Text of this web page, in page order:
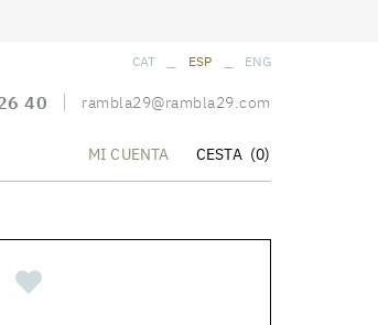
CAT ESP ENG
40 rambla29@rambla29.com
MI CUENTA CESTA (0)